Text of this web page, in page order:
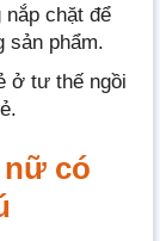
nắp chặt để
sản phẩm.
ở tư thế ngồi
có